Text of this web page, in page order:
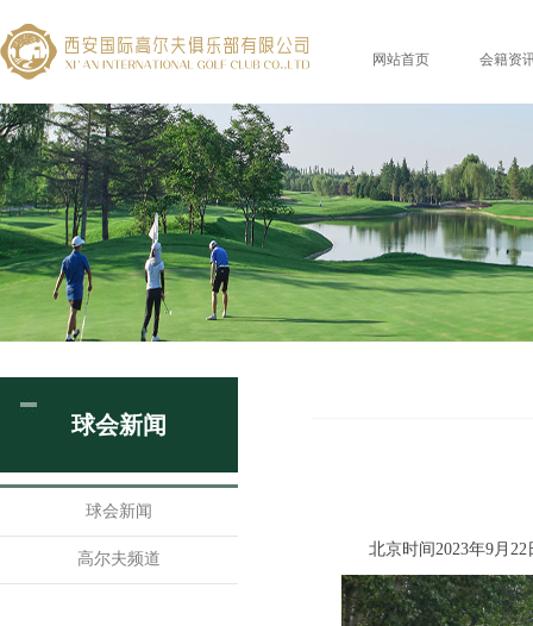
网站首页 会籍资
球会新闻
球会新闻
高尔夫频道
北京时间2023年9月